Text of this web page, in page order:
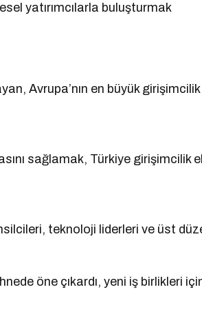
yatırımcılarla buluşturmak
Avrupa’nın en büyük
sağlamak, Türkiye girişimcilik
teknoloji liderleri ve üst
öne çıkardı, yeni iş birlikleri